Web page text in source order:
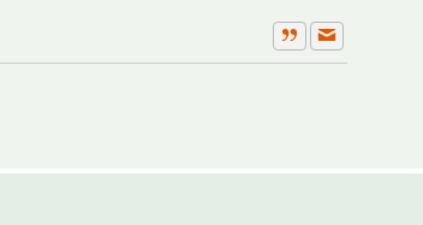
ZitatPrivate